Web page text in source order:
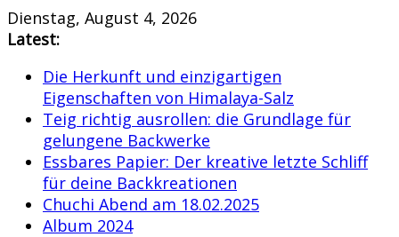
Skip
to
Dienstag, August 4, 2026
Latest:
Die Herkunft und einzigartigen
Eigenschaften von Himalaya-Salz
Teig richtig ausrollen: die Grundlage für
gelungene Backwerke
Essbares Papier: Der kreative letzte Schliff
für deine Backkreationen
Chuchi Abend am 18.02.2025
Album 2024